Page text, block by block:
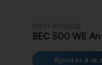
ANTI-ROUILLE
BEC 500 WE
Ajouter à la